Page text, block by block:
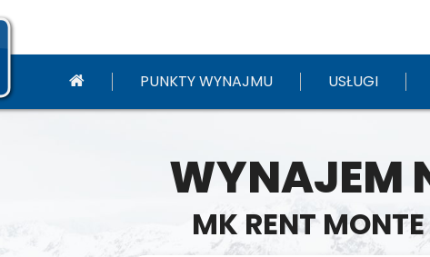
PUNKTY WYNAJMU USŁUGI
WYNAJEM
MK RENT